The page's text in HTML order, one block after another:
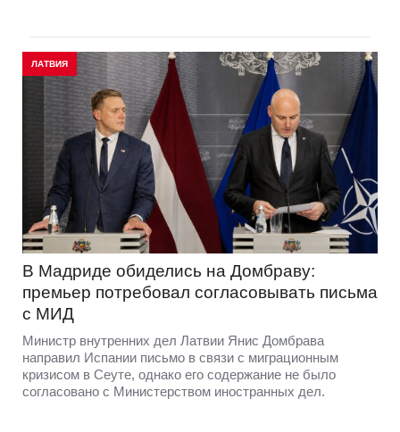
ЛАТВИЯ
В Мадриде обиделись на Домбраву:
премьер потребовал согласовывать письма
с МИД
Министр внутренних дел Латвии Янис Домбрава
направил Испании письмо в связи с миграционным
кризисом в Сеуте, однако его содержание не было
согласовано с Министерством иностранных дел.